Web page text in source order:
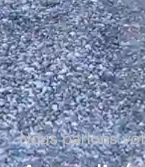
Nous parlons